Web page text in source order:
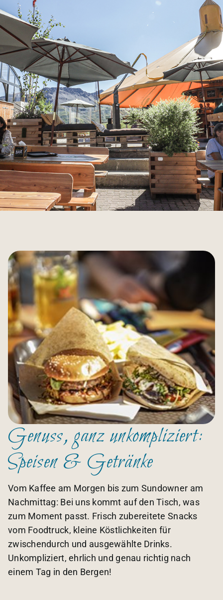
Genuss, ganz unkompliziert:
Speisen & Getränke
Vom Kaffee am Morgen bis zum Sundowner am
Nachmittag: Bei uns kommt auf den Tisch, was
zum Moment passt. Frisch zubereitete Snacks
vom Foodtruck, kleine Köstlichkeiten für
zwischendurch und ausgewählte Drinks.
Unkompliziert, ehrlich und genau richtig nach
einem Tag in den Bergen!